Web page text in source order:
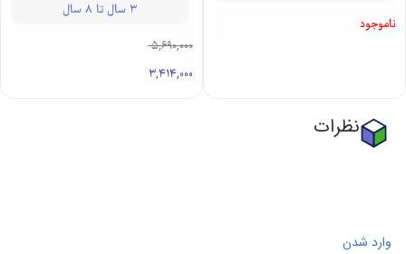
ناموجود
3 سال تا 8 سال
5,690,000
3,414,000
نظرات
وارد شدن